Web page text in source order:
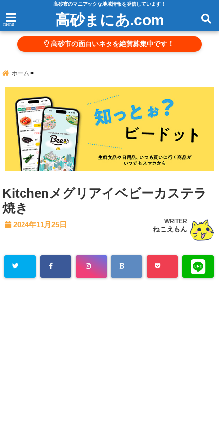
高砂市のマニアックな地域情報を発信しています！
menu 高砂まにあ.com
高砂市の面白いネタを絶賛募集中です！
ホーム
Kitchenメグリアイベビーカステラ
焼き
2024年11月25日 WRITER
ねこえもん